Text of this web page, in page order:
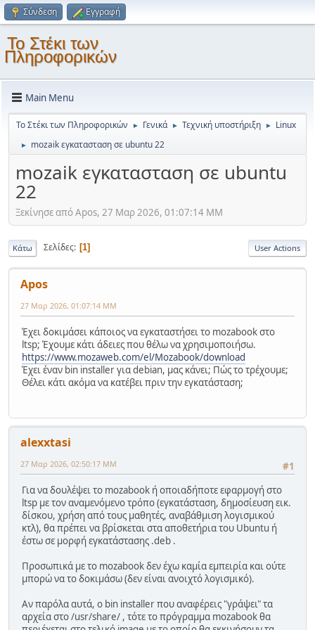
Σύνδεση Εγγραφή
Το Στέκι των
Πληροφορικών
Main Menu
Το Στέκι των Πληροφορικών ► Γενικά ► Τεχνική υποστήριξη ► Linux
► mozaik εγκατασταση σε ubuntu 22
mozaik εγκατασταση σε ubuntu
22
Ξεκίνησε από Apos, 27 Μαρ 2026, 01:07:14 ΜΜ
Κάτω Σελίδες 1 User Actions
Apos
27 Μαρ 2026, 01:07:14 ΜΜ
Έχει δοκιμάσει κάποιος να εγκαταστήσει το mοzabook στο
ltsp; Έχουμε κάτι άδειες που θέλω να χρησιμοποιήσω.
https://www.mozaweb.com/el/Mozabook/download
Έχει έναν bin installer για debian, μας κάνει; Πώς το τρέχουμε;
Θέλει κάτι ακόμα να κατέβει πριν την εγκατάσταση;
alexxtasi
#1
27 Μαρ 2026, 02:50:17 ΜΜ
Για να δουλέψει το mozabook ή οποιαδήποτε εφαρμογή στο
ltsp με τον αναμενόμενο τρόπο (εγκατάσταση, δημοσίευση εικ.
δίσκου, χρήση από τους μαθητές, αναβάθμιση λογισμικού
κτλ), θα πρέπει να βρίσκεται στα αποθετήρια του Ubuntu ή
έστω σε μορφή εγκατάστασης .deb .
Προσωπικά με το mozabook δεν έχω καμία εμπειρία και ούτε
μπορώ να το δοκιμάσω (δεν είναι ανοιχτό λογισμικό).
Αν παρόλα αυτά, ο bin installer που αναφέρεις "γράψει" τα
αρχεία στο /usr/share/ , τότε το πρόγραμμα mozabook θα